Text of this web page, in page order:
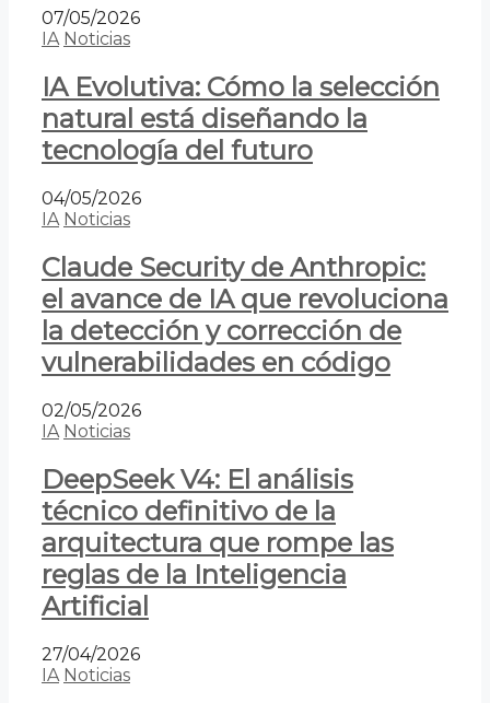
07/05/2026
IA Noticias
IA Evolutiva: Cómo la selección
natural está diseñando la
tecnología del futuro
04/05/2026
IA Noticias
Claude Security de Anthropic:
el avance de IA que revoluciona
la detección y corrección de
vulnerabilidades en código
02/05/2026
IA Noticias
DeepSeek V4: El análisis
técnico definitivo de la
arquitectura que rompe las
reglas de la Inteligencia
Artificial
27/04/2026
IA Noticias